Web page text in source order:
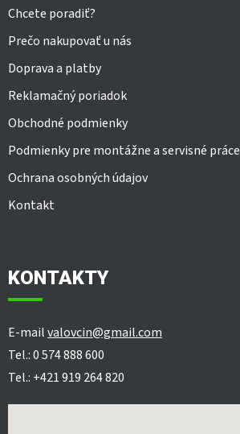
Chcete poradiť?
Prečo nakupovať u nás
Doprava a platby
Reklamačný poriadok
Obchodné podmienky
Podmienky pre montážne a servisné práce
Ochrana osobných údajov
Kontakt
KONTAKTY
E-mailvalovcin@gmail.com
Tel.: 0 574 888 600
Tel.: +421 919 264 820